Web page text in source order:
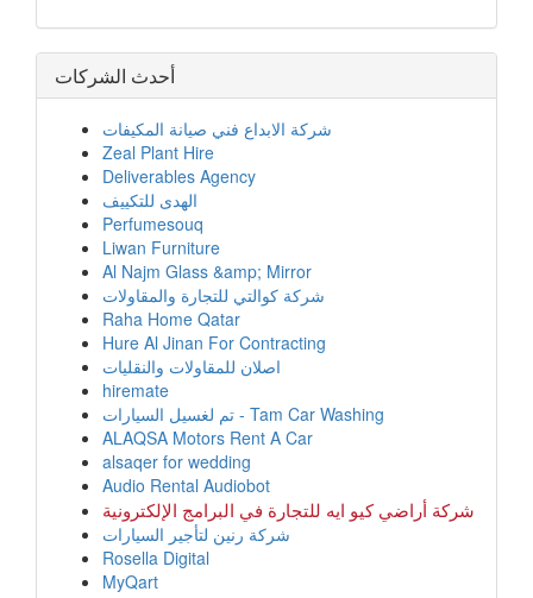
أحدث الشركات
شركة الابداع فني صيانة المكيفات
Zeal Plant Hire
Deliverables Agency
الهدى للتكييف
Perfumesouq
Liwan Furniture
Al Najm Glass &amp; Mirror
شركة كوالتي للتجارة والمقاولات
Raha Home Qatar
Hure Al Jinan For Contracting
اصلان للمقاولات والنقليات
hiremate
تم لغسيل السيارات - Tam Car Washing
ALAQSA Motors Rent A Car
alsaqer for wedding
Audio Rental Audiobot
شركة أراضي كيو ايه للتجارة في البرامج الإلكترونية
شركة رنين لتأجير السيارات
Rosella Digital
MyQart